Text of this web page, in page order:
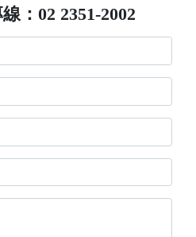
：02 2351-2002